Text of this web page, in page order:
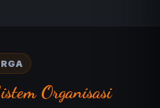
Organisasi